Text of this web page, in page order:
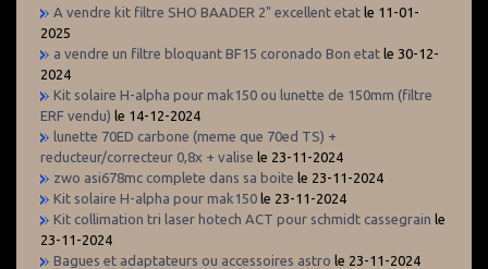
A vendre kit filtre SHO BAADER 2" excellent etat le 11-01-
2025
a vendre un filtre bloquant BF15 coronado Bon etat le 30-12-
2024
Kit solaire H-alpha pour mak150 ou lunette de 150mm (filtre
ERF vendu) le 14-12-2024
lunette 70ED carbone (meme que 70ed TS) +
reducteur/correcteur 0,8x + valise le 23-11-2024
zwo asi678mc complete dans sa boite le 23-11-2024
Kit solaire H-alpha pour mak150 le 23-11-2024
Kit collimation tri laser hotech ACT pour schmidt cassegrain le
23-11-2024
Bagues et adaptateurs ou accessoires astro le 23-11-2024